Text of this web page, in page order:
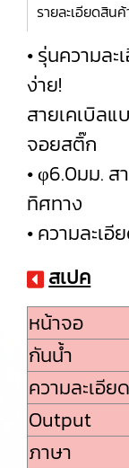
รายละเอียดสินค้
• รุ่นความล
ง่าย!
สายเคเบิล
จอยสติ๊ก
• φ6.0มม.
ทิศทาง
• ความละเ
สเปค
หน้าจอ
กันน้ำ
ความละเอี
Output
ภาษา